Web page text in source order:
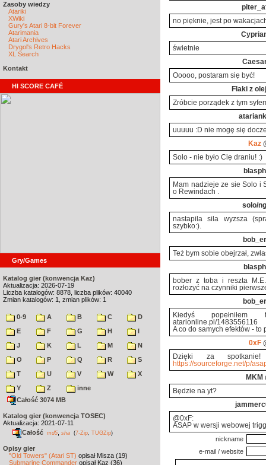
Zasoby wiedzy
Atariki
XWiki
Gury's Atari 8-bit Forever
Atarimania
Atari Archives
Drygol's Retro Hacks
XL Search
Kontakt
HI SCORE CAFÉ
Gry/Games
Katalog gier (konwencja Kaz)
Aktualizacja: 2026-07-19
Liczba katalogów: 8878, liczba plików: 40040
Zmian katalogów: 1, zmian plików: 1
0-9 A B C
D
E
F G H
I
J
K L M
N
O
P Q R
S
T
U V W
X
Y
Z
inne
Całość 3074 MB
Katalog gier (konwencja TOSEC)
Aktualizacja: 2021-07-11
Całość md5 sha (7-Zip TUGZip)
Opisy gier
"Old Towers" (Atari ST) opisał Misza (19)
Submarine Commander opisał Kaz (36)
no pięknie, jest po
świetnie
Ooooo, postaram się być!
Flaki z
Zróbcie porządek z tym
uuuuu :D nie mogę się
Kaz
Solo - nie było Cię draniu! :)
blasph
Mam nadzieje ze sie Solo i
o Rewindach .
solo/ng
nastapila sila wyzsza
szybko:).
bob_er
Też bym sobie obejrzał,
blasph
bober z toba i reszta
rozłozyć na czynniki
bob_er
Kiedyś popełniłem
atarionline.pl/1483556116
A co do samych efektów -
0xF
Dzięki za
https://sourceforge.net/p/
MKM
Będzie na yt?
@0xF:
ASAP w wersji webowej
nickname
e-mail / website